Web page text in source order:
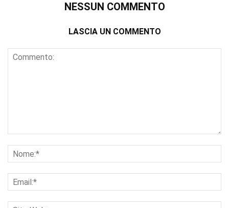
NESSUN COMMENTO
LASCIA UN COMMENTO